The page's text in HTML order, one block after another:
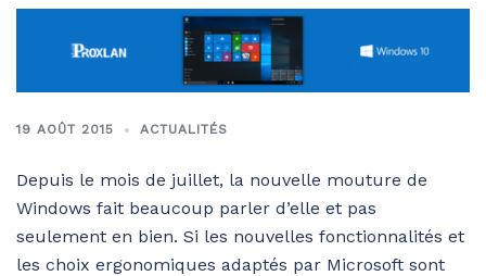
19 AOÛT 2015 ACTUALITÉS
Depuis le mois de juillet, la nouvelle mouture de
Windows fait beaucoup parler d’elle et pas
seulement en bien. Si les nouvelles fonctionnalités et
les choix ergonomiques adaptés par Microsoft sont